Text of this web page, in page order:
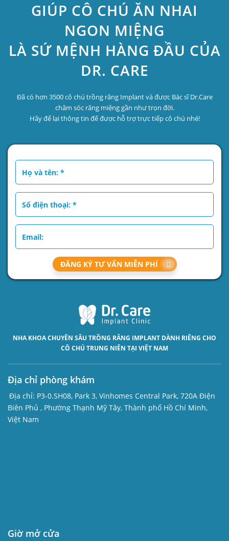
GIÚP CÔ CHÚ ĂN NHAI
NGON MIỆNG
LÀ SỨ MỆNH HÀNG ĐẦU CỦA
DR. CARE
Đã có hơn 3500 cô chú trồng răng Implant và được Bác sĩ Dr.Care
chăm sóc răng miệng gần như trọn đời.
Hãy để lại thông tin để được hỗ trợ trực tiếp cô chú nhé!
ĐĂNG KÝ TƯ VẤN MIỄN PHÍ
NHA KHOA CHUYÊN SÂU TRỒNG RĂNG IMPLANT DÀNH RIÊNG CHO
CÔ CHÚ TRUNG NIÊN TẠI VIỆT NAM
Địa chỉ phòng khám
Địa chỉ: P3-0.SH08, Park 3, Vinhomes Central Park, 720A Điện
Biên Phủ , Phường Thạnh Mỹ Tây, Thành phố Hồ Chí Minh,
Việt Nam
Giờ mở cửa